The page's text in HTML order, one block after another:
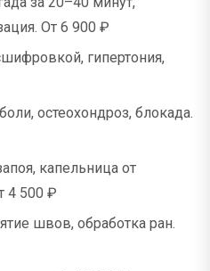
От 6 900 ₽
гипертония,
остеохондроз, блокада.
капельница от
4 500 ₽
швов, обработка ран.